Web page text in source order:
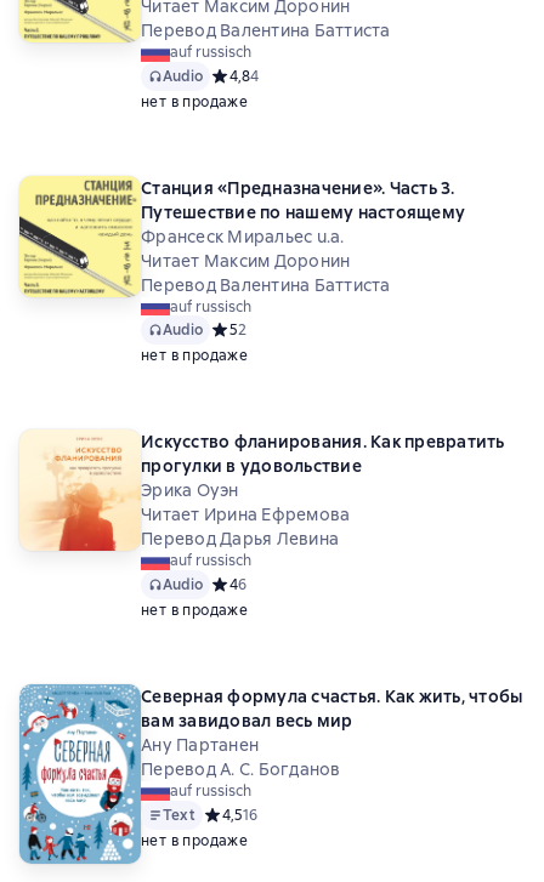
Читает Максим Доронин
Перевод Валентина Баттиста
auf russisch
Audio Средний рейтинг 4,8 на основе 4 оценок
4,84
нет в продаже
Станция «Предназначение». Часть 3.
Путешествие по нашему настоящему
Франсеск Миральес u.a.
Читает Максим Доронин
Перевод Валентина Баттиста
auf russisch
Audio Средний рейтинг 5 на основе 2 оценок
52
нет в продаже
Искусство фланирования. Как превратить
прогулки в удовольствие
Эрика Оуэн
Читает Ирина Ефремова
Перевод Дарья Левина
auf russisch
Audio Средний рейтинг 4 на основе 6 оценок
46
нет в продаже
Северная формула счастья. Как жить, чтобы
вам завидовал весь мир
Ану Партанен
Перевод А. С. Богданов
auf russisch
Text Средний рейтинг 4,5 на основе 16 оценок
4,516
нет в продаже